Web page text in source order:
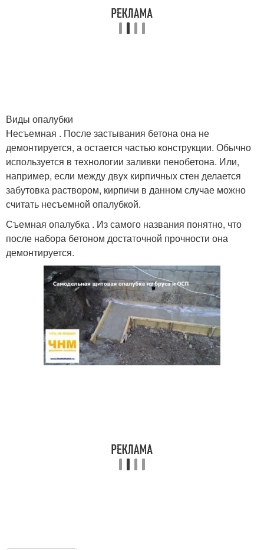
Виды опалубки
Несъемная . После застывания бетона она не
демонтируется, а остается частью конструкции. Обычно
используется в технологии заливки пенобетона. Или,
например, если между двух кирпичных стен делается
забутовка раствором, кирпичи в данном случае можно
считать несъемной опалубкой.
Съемная опалубка . Из самого названия понятно, что
после набора бетоном достаточной прочности она
демонтируется.